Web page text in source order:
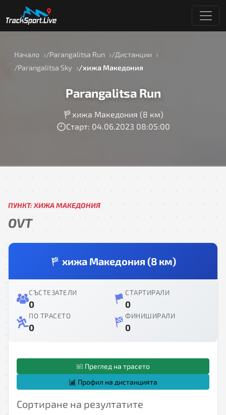
Начало Parangalitsa Run
Дистанции
Parangalitsa Sky
хижа Македония
Parangalitsa Run
хижа Македония (8 км)
Старт: 04.06.2023 08:05:00
ПУНКТ: ХИЖА МАКЕДОНИЯ
OVT
хижа Македония (8 км)
СЪСТЕЗАТЕЛИ
0
СТАРТИРАЛИ
0
ПО ТРАСЕТО
0
ФИНИШИРАЛИ
0
Преглед на трасето
Профил на дистанцията
Сортиране на резултатите